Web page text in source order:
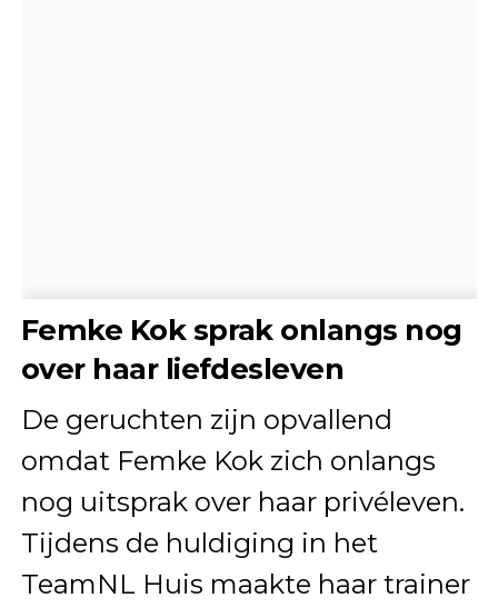
Femke Kok sprak onlangs nog
over haar liefdesleven
De geruchten zijn opvallend
omdat Femke Kok zich onlangs
nog uitsprak over haar privéleven.
Tijdens de huldiging in het
TeamNL Huis maakte haar trainer